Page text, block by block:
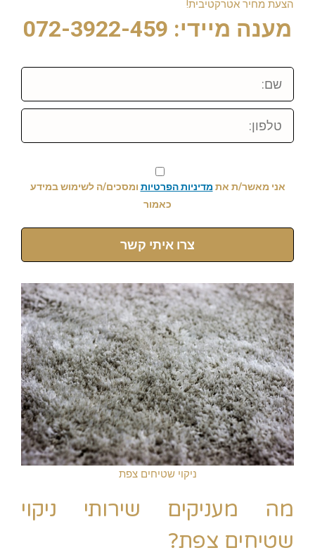
הצעת מחיר אטרקטיבית!
מענה מיידי: 072-3922-459
שם:
טלפון:
אני מאשר/ת את מדיניות הפרטיות ומסכים/ה לשימוש במידע
כאמור
צרו איתי קשר
ניקוי שטיחים צפת
מה מעניקים שירותי ניקוי
שטיחים צפת?